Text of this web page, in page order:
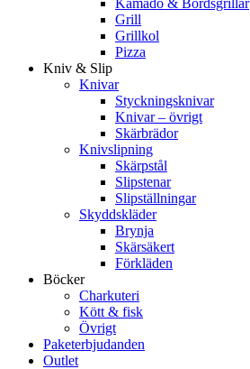
Grill
Grillkol
Pizza
Kniv & Slip
Knivar
Styckningsknivar
Knivar – övrigt
Skärbrädor
Knivslipning
Skärpstål
Slipstenar
Slipställningar
Skyddskläder
Brynja
Skärsäkert
Förkläden
Böcker
Charkuteri
Kött & fisk
Övrigt
Paketerbjudanden
Outlet